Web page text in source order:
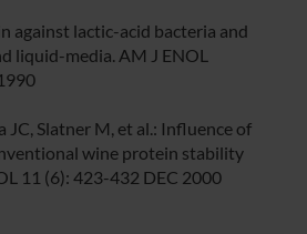
against lactic-acid bacteria and
liquid-media. AM J ENOL
JC, Slatner M, et al.: Influence of
wine protein stability
11 (6): 423-432 DEC 2000